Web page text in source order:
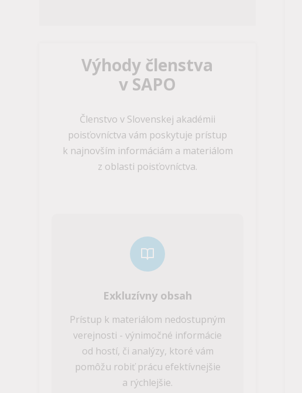
Výhody členstva
v SAPO
Členstvo v Slovenskej akadémii
poisťovníctva vám poskytuje prístup
k najnovším informáciám a materiálom
z oblasti poisťovníctva.
Exkluzívny obsah
Prístup k materiálom nedostupným
verejnosti - výnimočné informácie
od hostí, či analýzy, ktoré vám
pomôžu robiť prácu efektívnejšie
a rýchlejšie.